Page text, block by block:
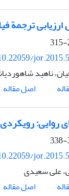
ارزیابی ترجمة
ناهید
اصل مقاله
روایی: رویکردی
علی سعیدی
اصل مقاله